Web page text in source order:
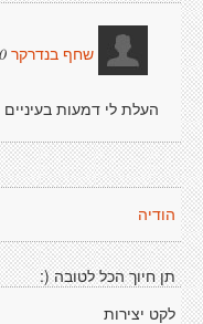
שחף בנדרקר
העלת לי דמעות בעיניים
הודיה
תן חיוך הכל לטובה (:
לקט יצירות